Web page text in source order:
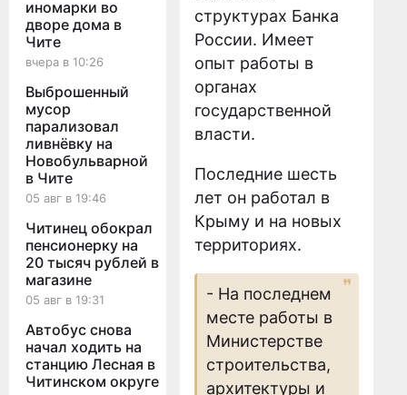
иномарки во
дворе дома в
Чите
вчера в 10:26
Выброшенный
мусор
парализовал
ливнёвку на
Новобульварной
в Чите
05 авг в 19:46
Читинец обокрал
пенсионерку на
20 тысяч рублей в
магазине
05 авг в 19:31
Автобус снова
начал ходить на
станцию Лесная в
Читинском округе
структурах Банка
России. Имеет
опыт работы в
органах
государственной
власти.
Последние шесть
лет он работал в
Крыму и на новых
территориях.
- На последнем
месте работы в
Министерстве
строительства,
архитектуры и